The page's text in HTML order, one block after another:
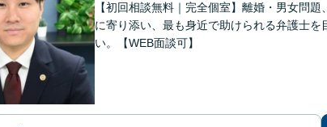
【初回相談無料｜完全個室】離婚・男女問
に寄り添い、最も身近で助けられる弁護士
い。【WEB面談可】